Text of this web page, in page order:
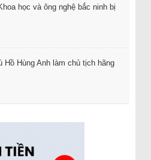
học và ông nghệ bắc ninh bị
Hồ Hùng Anh làm chủ tịch hãng